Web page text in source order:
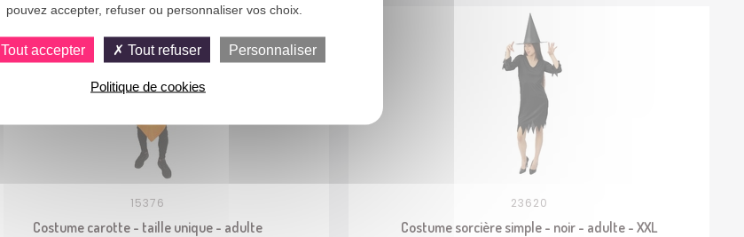
15376
Costume carotte - taille unique - adulte
23620
Costume sorcière simple - noir - adulte - XXL
pouvez accepter, refuser ou personnaliser vos choix.
Tout accepter Tout refuser Personnaliser
Politique de cookies